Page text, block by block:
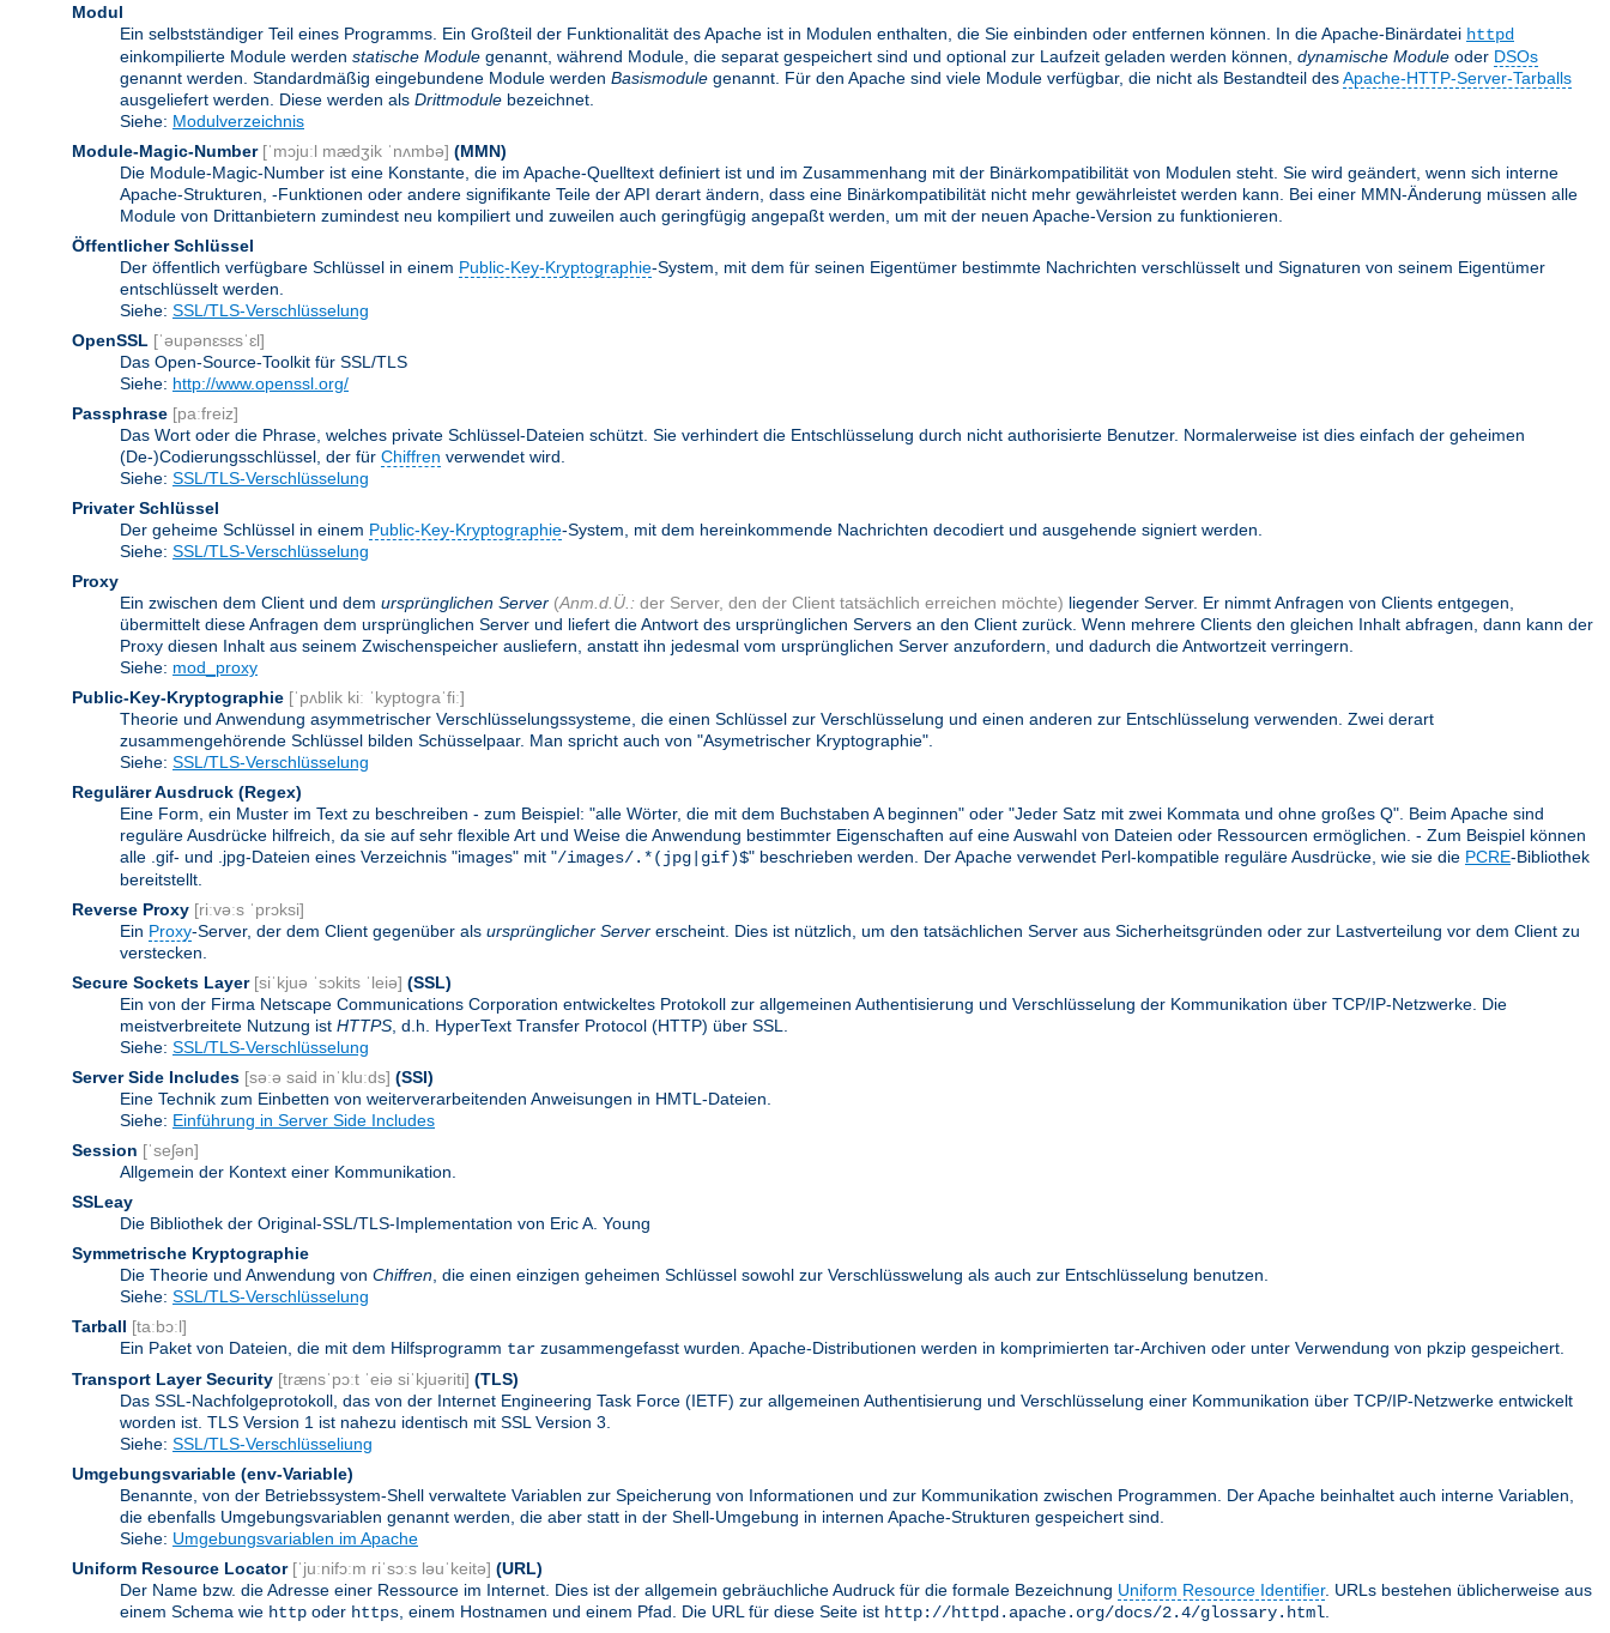
Modul
Ein selbstständiger Teil eines Programms. Ein Großteil der Funktionalität des Apache ist in Modulen enthalten, die Sie einbinden oder entfernen können. In die Apache-Binärdatei httpd
einkompilierte Module werden statische Module genannt, während Module, die separat gespeichert sind und optional zur Laufzeit geladen werden können, dynamische Module oder DSOs
genannt werden. Standardmäßig eingebundene Module werden Basismodule genannt. Für den Apache sind viele Module verfügbar, die nicht als Bestandteil desApache-HTTP-Server-Tarballs
ausgeliefert werden. Diese werden als Drittmodule bezeichnet.
Siehe: Modulverzeichnis
Module-Magic-Number [ˈmɔjuːl mædʒik ˈnʌmbə] (MMN)
Die Module-Magic-Number ist eine Konstante, die im Apache-Quelltext definiert ist und im Zusammenhang mit der Binärkompatibilität von Modulen steht. Sie wird geändert, wenn sich interne
Apache-Strukturen, -Funktionen oder andere signifikante Teile der API derart ändern, dass eine Binärkompatibilität nicht mehr gewährleistet werden kann. Bei einer MMN-Änderung müssen alle
Module von Drittanbietern zumindest neu kompiliert und zuweilen auch geringfügig angepaßt werden, um mit der neuen Apache-Version zu funktionieren.
Öffentlicher Schlüssel
Der öffentlich verfügbare Schlüssel in einem Public-Key-Kryptographie-System, mit dem für seinen Eigentümer bestimmte Nachrichten verschlüsselt und Signaturen von seinem Eigentümer
entschlüsselt werden.
Siehe: SSL/TLS-Verschlüsselung
OpenSSL [ˈəupənɛsɛsˈɛl]
Das Open-Source-Toolkit für SSL/TLS
Siehe: http://www.openssl.org/
Passphrase [paːfreiz]
Das Wort oder die Phrase, welches private Schlüssel-Dateien schützt. Sie verhindert die Entschlüsselung durch nicht authorisierte Benutzer. Normalerweise ist dies einfach der geheimen
(De-)Codierungsschlüssel, der für Chiffren verwendet wird.
Siehe: SSL/TLS-Verschlüsselung
Privater Schlüssel
Der geheime Schlüssel in einem Public-Key-Kryptographie-System, mit dem hereinkommende Nachrichten decodiert und ausgehende signiert werden.
Siehe: SSL/TLS-Verschlüsselung
Proxy
Ein zwischen dem Client und dem ursprünglichen Server (Anm.d.Ü.: der Server, den der Client tatsächlich erreichen möchte) liegender Server. Er nimmt Anfragen von Clients entgegen,
übermittelt diese Anfragen dem ursprünglichen Server und liefert die Antwort des ursprünglichen Servers an den Client zurück. Wenn mehrere Clients den gleichen Inhalt abfragen, dann kann der
Proxy diesen Inhalt aus seinem Zwischenspeicher ausliefern, anstatt ihn jedesmal vom ursprünglichen Server anzufordern, und dadurch die Antwortzeit verringern.
Siehe: mod_proxy
Public-Key-Kryptographie [ˈpʌblik kiː ˈkyptograˈfiː]
Theorie und Anwendung asymmetrischer Verschlüsselungssysteme, die einen Schlüssel zur Verschlüsselung und einen anderen zur Entschlüsselung verwenden. Zwei derart
zusammengehörende Schlüssel bilden Schüsselpaar. Man spricht auch von "Asymetrischer Kryptographie".
Siehe: SSL/TLS-Verschlüsselung
Regulärer Ausdruck (Regex)
Eine Form, ein Muster im Text zu beschreiben - zum Beispiel: "alle Wörter, die mit dem Buchstaben A beginnen" oder "Jeder Satz mit zwei Kommata und ohne großes Q". Beim Apache sind
reguläre Ausdrücke hilfreich, da sie auf sehr flexible Art und Weise die Anwendung bestimmter Eigenschaften auf eine Auswahl von Dateien oder Ressourcen ermöglichen. - Zum Beispiel können
alle .gif- und .jpg-Dateien eines Verzeichnis "images" mit "/images/.*(jpg|gif)$" beschrieben werden. Der Apache verwendet Perl-kompatible reguläre Ausdrücke, wie sie die PCRE-Bibliothek
bereitstellt.
Reverse Proxy [riːvəːs ˈprɔksi]
Ein Proxy-Server, der dem Client gegenüber als ursprünglicher Server erscheint. Dies ist nützlich, um den tatsächlichen Server aus Sicherheitsgründen oder zur Lastverteilung vor dem Client zu
verstecken.
Secure Sockets Layer [siˈkjuə ˈsɔkits ˈleiə] (SSL)
Ein von der Firma Netscape Communications Corporation entwickeltes Protokoll zur allgemeinen Authentisierung und Verschlüsselung der Kommunikation über TCP/IP-Netzwerke. Die
meistverbreitete Nutzung ist HTTPS , d.h. HyperText Transfer Protocol (HTTP) über SSL.
Siehe: SSL/TLS-Verschlüsselung
Server Side Includes [səːə said inˈkluːds] (SSI)
Eine Technik zum Einbetten von weiterverarbeitenden Anweisungen in HMTL-Dateien.
Siehe: Einführung in Server Side Includes
Session [ˈseʃən]
Allgemein der Kontext einer Kommunikation.
SSLeay
Die Bibliothek der Original-SSL/TLS-Implementation von Eric A. Young
Symmetrische Kryptographie
Die Theorie und Anwendung von Chiffren , die einen einzigen geheimen Schlüssel sowohl zur Verschlüsswelung als auch zur Entschlüsselung benutzen.
Siehe: SSL/TLS-Verschlüsselung
Tarball [taːbɔːl]
Ein Paket von Dateien, die mit dem Hilfsprogramm tar zusammengefasst wurden. Apache-Distributionen werden in komprimierten tar-Archiven oder unter Verwendung von pkzip gespeichert.
Transport Layer Security [trænsˈpɔːt ˈeiə siˈkjuəriti] (TLS)
Das SSL-Nachfolgeprotokoll, das von der Internet Engineering Task Force (IETF) zur allgemeinen Authentisierung und Verschlüsselung einer Kommunikation über TCP/IP-Netzwerke entwickelt
worden ist. TLS Version 1 ist nahezu identisch mit SSL Version 3.
Siehe: SSL/TLS-Verschlüsseliung
Umgebungsvariable (env-Variable)
Benannte, von der Betriebssystem-Shell verwaltete Variablen zur Speicherung von Informationen und zur Kommunikation zwischen Programmen. Der Apache beinhaltet auch interne Variablen,
die ebenfalls Umgebungsvariablen genannt werden, die aber statt in der Shell-Umgebung in internen Apache-Strukturen gespeichert sind.
Siehe: Umgebungsvariablen im Apache
Uniform Resource Locator [ˈjuːnifɔːm riˈsɔːs ləuˈkeitə] (URL)
Der Name bzw. die Adresse einer Ressource im Internet. Dies ist der allgemein gebräuchliche Audruck für die formale Bezeichnung Uniform Resource Identifier. URLs bestehen üblicherweise aus
einem Schema wie http oder https , einem Hostnamen und einem Pfad. Die URL für diese Seite ist http://httpd.apache.org/docs/2.4/glossary.html